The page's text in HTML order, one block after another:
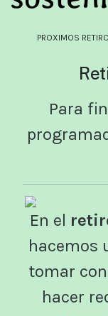
PROXIMOS
Para
En el
hacemos
tomar
hacer